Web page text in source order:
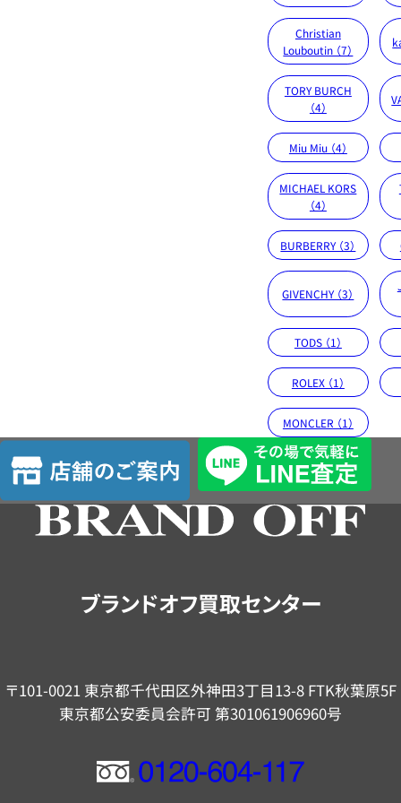
Christian
Louboutin （7）
TORY BURCH
（4）
Miu Miu （4）
MICHAEL KORS
（4）
BURBERRY （3）
GIVENCHY （3）
TODS （1）
ROLEX （1）
MONCLER （1）
店
舗
の
ブランドオフ買取センター
〒101-0021 東京都千代田区外神田3丁目13-8 FTK秋葉原5F
東京都公安委員会許可 第301061906960号
フ